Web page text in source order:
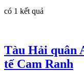
có 1 kết quả
Tàu Hải quân
tế Cam Ranh